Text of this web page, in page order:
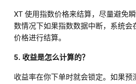
XT 使用指数价格来结算，尽量避免
数情况下如果指数数据中断，系统会
价格进行结算。
5. 收益是怎么计算的？
收益率在你下单时就会锁定。如果预